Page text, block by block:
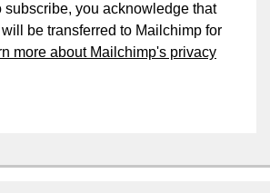
you acknowledge that
be transferred to Mailchimp for
more about Mailchimp's privacy